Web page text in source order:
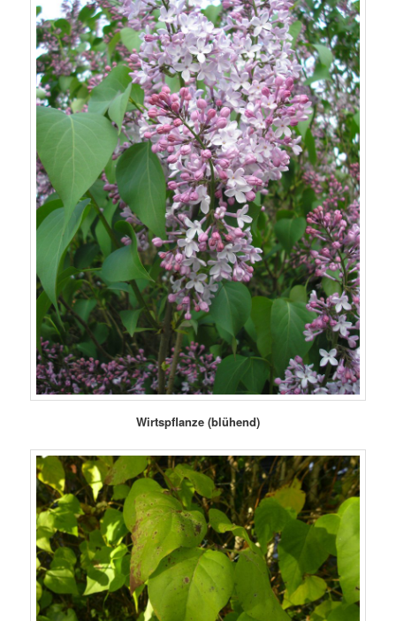
Wirtspflanze (blühend)